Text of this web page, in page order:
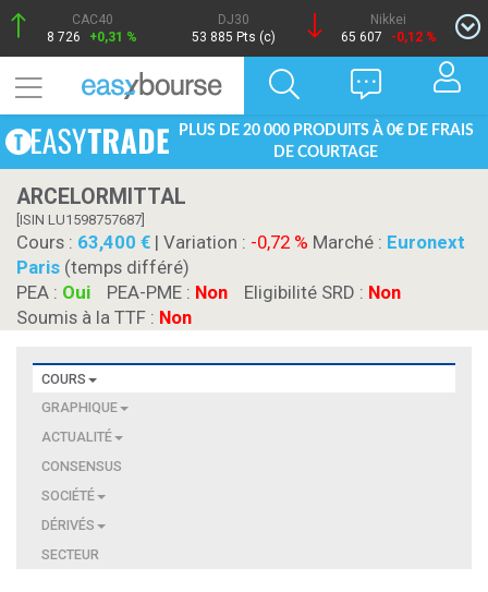
CAC40
8 726
+0,31 %
DJ30
53 885 Pts (c)
Nikkei
65 607
-0,12 %
PLUS DE 20 000 PRODUITS À 0€ DE FRAIS
DE COURTAGE
ARCELORMITTAL
[ISIN LU1598757687]
Cours : 63,400 | Variation : -0,72 % Marché : Euronext
Paris (temps différé)
PEA : Oui PEA-PME : Non Eligibilité SRD : Non
Soumis à la TTF : Non
COURS
GRAPHIQUE
ACTUALITÉ
CONSENSUS
SOCIÉTÉ
DÉRIVÉS
SECTEUR